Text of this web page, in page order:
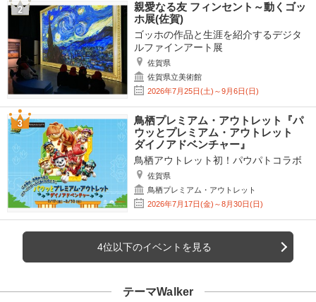
親愛なる友 フィンセント～動くゴッ
ホ展(佐賀)
ゴッホの作品と生涯を紹介するデジタ
ルファインアート展
佐賀県
佐賀県立美術館
2026年7月25日(土)～9月6日(日)
鳥栖プレミアム・アウトレット『パ
ウッとプレミアム・アウトレット
ダイノアドベンチャー』
鳥栖アウトレット初！パウパトコラボ
佐賀県
鳥栖プレミアム・アウトレット
2026年7月17日(金)～8月30日(日)
4位以下のイベントを見る
テーマWalker